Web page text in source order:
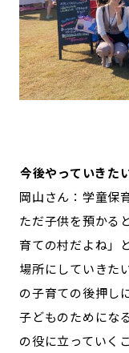
―――今後やっていき
岡山さん：学童保
ただ子供を預かる
育ての村だよね」
場所にしていきた
の子育ての後押し
子どものためにな
の役に立っていく